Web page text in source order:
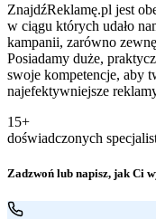
ZnajdźReklamę.pl jest
w ciągu których udało
kampanii, zarówno
Posiadamy duże,
swoje kompetencje, aby
najefektywniejsze
15+
doświadczonych
Zadzwoń lub napisz, jak Ci